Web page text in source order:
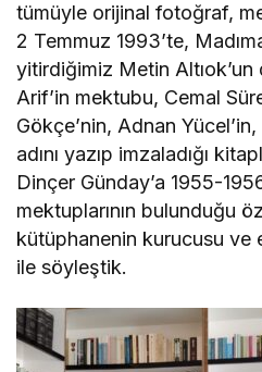
tümüyle orijinal fotoğraf,
2 Temmuz 1993’te,
yitirdiğimiz Metin
Arif’in mektubu, Cemal
Gökçe’nin, Adnan
adını yazıp imzaladığı
Dinçer Günday’a 1955-
mektuplarının bulunduğu
kütüphanenin kurucusu ve
ile söyleştik.